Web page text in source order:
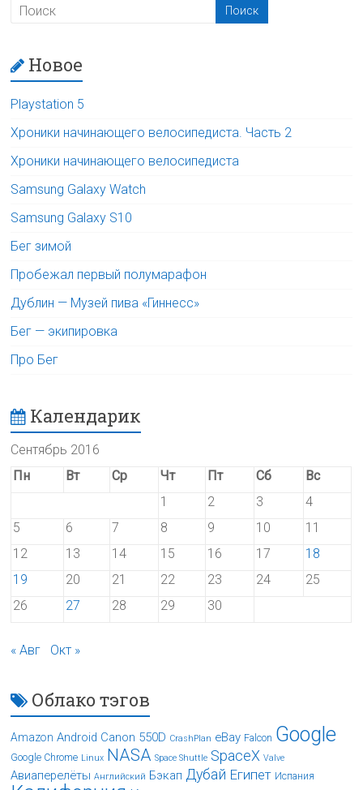
Новое
Playstation 5
Хроники начинающего велосипедиста. Часть 2
Хроники начинающего велосипедиста
Samsung Galaxy Watch
Samsung Galaxy S10
Бег зимой
Пробежал первый полумарафон
Дублин — Музей пива «Гиннесс»
Бег — экипировка
Про Бег
Календарик
Сентябрь 2016
Пн
Вт Ср Чт Пт Сб
Вс
1
2 3
4
5
6 7 8 9 10
11
12
13 14 15 16 17
18
19
20 21 22 23 24
25
26
27 28 29 30
« Авг Окт »
Облако тэгов
Amazon Android Canon 550D CrashPlan eBay Falcon Google
Google Chrome Linux NASA Space Shuttle SpaceX Valve
Авиаперелёты Английский Бэкап Дубай Египет Испания